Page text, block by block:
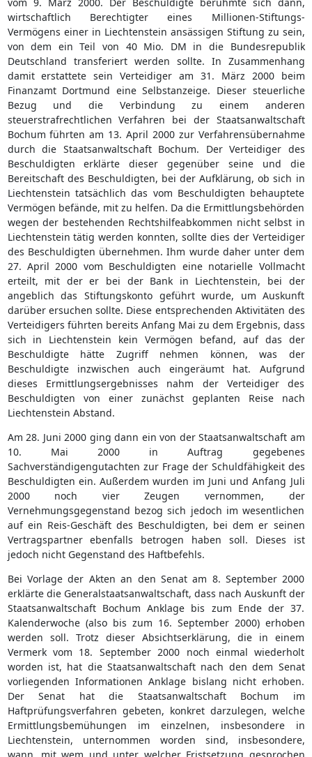
wirtschaftlich Berechtigter eines Millionen-Stiftungs-
Vermögens einer in Liechtenstein ansässigen Stiftung zu sein,
von dem ein Teil von 40 Mio. DM in die Bundesrepublik
Deutschland transferiert werden sollte. In Zusammenhang
damit erstattete sein Verteidiger am 31. März 2000 beim
Finanzamt Dortmund eine Selbstanzeige. Dieser steuerliche
Bezug und die Verbindung zu einem anderen
steuerstrafrechtlichen Verfahren bei der Staatsanwaltschaft
Bochum führten am 13. April 2000 zur Verfahrensübernahme
durch die Staatsanwaltschaft Bochum. Der Verteidiger des
Beschuldigten erklärte dieser gegenüber seine und die
Bereitschaft des Beschuldigten, bei der Aufklärung, ob sich in
Liechtenstein tatsächlich das vom Beschuldigten behauptete
Vermögen befände, mit zu helfen. Da die Ermittlungsbehörden
wegen der bestehenden Rechtshilfeabkommen nicht selbst in
Liechtenstein tätig werden konnten, sollte dies der Verteidiger
des Beschuldigten übernehmen. Ihm wurde daher unter dem
27. April 2000 vom Beschuldigten eine notarielle Vollmacht
erteilt, mit der er bei der Bank in Liechtenstein, bei der
angeblich das Stiftungskonto geführt wurde, um Auskunft
darüber ersuchen sollte. Diese entsprechenden Aktivitäten des
Verteidigers führten bereits Anfang Mai zu dem Ergebnis, dass
sich in Liechtenstein kein Vermögen befand, auf das der
Beschuldigte hätte Zugriff nehmen können, was der
Beschuldigte inzwischen auch eingeräumt hat. Aufgrund
dieses Ermittlungsergebnisses nahm der Verteidiger des
Beschuldigten von einer zunächst geplanten Reise nach
Liechtenstein Abstand.
Am 28. Juni 2000 ging dann ein von der Staatsanwaltschaft am
10. Mai 2000 in Auftrag gegebenes
Sachverständigengutachten zur Frage der Schuldfähigkeit des
Beschuldigten ein. Außerdem wurden im Juni und Anfang Juli
2000 noch vier Zeugen vernommen, der
Vernehmungsgegenstand bezog sich jedoch im wesentlichen
auf ein Reis-Geschäft des Beschuldigten, bei dem er seinen
Vertragspartner ebenfalls betrogen haben soll. Dieses ist
jedoch nicht Gegenstand des Haftbefehls.
Bei Vorlage der Akten an den Senat am 8. September 2000
erklärte die Generalstaatsanwaltschaft, dass nach Auskunft der
Staatsanwaltschaft Bochum Anklage bis zum Ende der 37.
Kalenderwoche (also bis zum 16. September 2000) erhoben
werden soll. Trotz dieser Absichtserklärung, die in einem
Vermerk vom 18. September 2000 noch einmal wiederholt
worden ist, hat die Staatsanwaltschaft nach den dem Senat
vorliegenden Informationen Anklage bislang nicht erhoben.
Der Senat hat die Staatsanwaltschaft Bochum im
Haftprüfungsverfahren gebeten, konkret darzulegen, welche
Ermittlungsbemühungen im einzelnen, insbesondere in
Liechtenstein, unternommen worden sind, insbesondere,
wann, mit wem und unter welcher Fristsetzung gesprochen